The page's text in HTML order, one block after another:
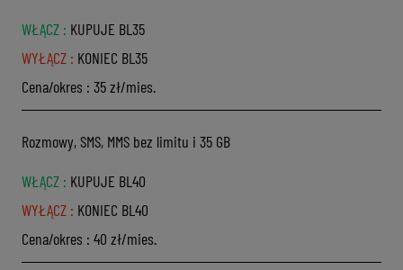
Apple one
SkyShowtime
WŁĄCZ : KUPUJE BL35
WYŁĄCZ : KONIEC BL35
Cena/okres : 35 zł/mies.
Rozmowy, SMS, MMS bez limitu i 35 GB
WŁĄCZ : KUPUJE BL40
WYŁĄCZ : KONIEC BL40
Cena/okres : 40 zł/mies.